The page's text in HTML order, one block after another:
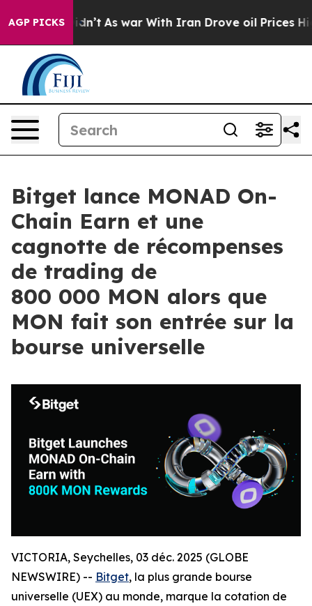
AGP PICKS
it Didn’t As war With Iran Drove oil Prices Higher,
Bitget lance MONAD On-
Chain Earn et une
cagnotte de récompenses
de trading de
800 000 MON alors que
MON fait son entrée sur la
bourse universelle
VICTORIA, Seychelles, 03 déc. 2025 (GLOBE
NEWSWIRE) -- Bitget, la plus grande bourse
universelle (UEX) au monde, marque la cotation de